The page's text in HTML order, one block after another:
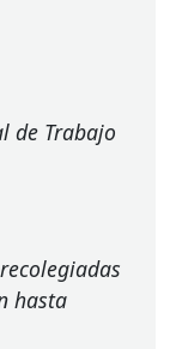
de Trabajo
hasta